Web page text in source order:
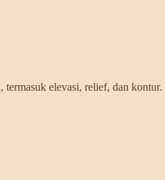
elevasi, relief, dan kontur.